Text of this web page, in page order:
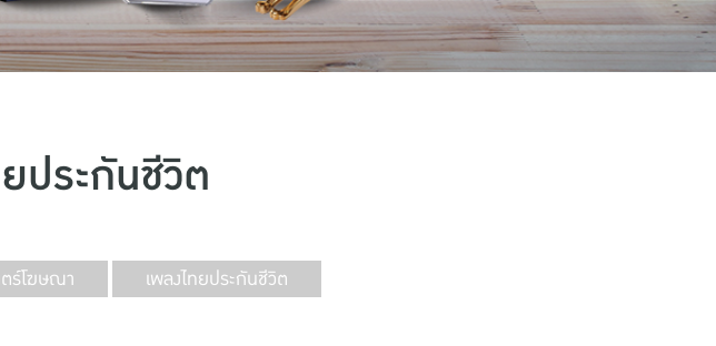
ประกันชีวิต
ร์โฆษณา เพลงไทยประกันชีวิต